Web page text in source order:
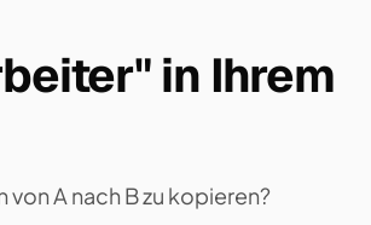
in Ihrem
A nach B zu kopieren?